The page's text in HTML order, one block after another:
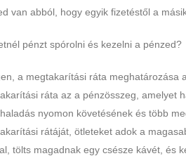
van abból, hogy egyik fizetéstől a
pénzt spórolni és kezelni a pénzed?
a megtakarítási ráta meghatározása
ráta az a pénzösszeg, amelyet
nyomon követésének és több
rátáját, ötleteket adok a
tölts magadnak egy csésze kávét, és